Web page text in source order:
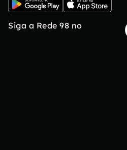
Siga a Rede 98 no